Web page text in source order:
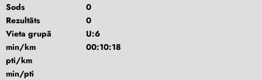
Sods
0
Rezultāts
0
Vieta grupā
U:6
min/km
00:10:18
pti/km
min/pti